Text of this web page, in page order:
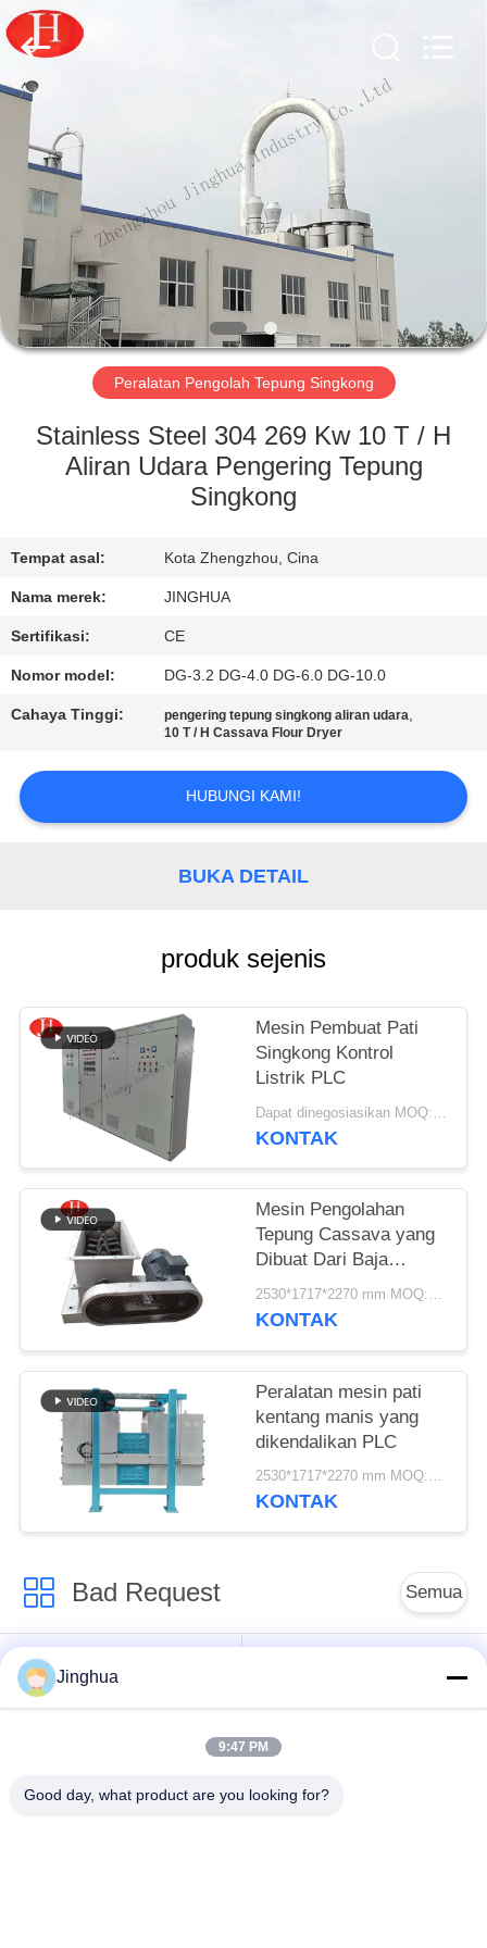
RUMAH
PRODUK
VIDEO
PERTUNJUKAN
VR
TENTANG
KAMI
PABRIK
KONTROL
KUALITAS
KAMI
PENAWARAN
SITEMAP
KEBIJAKAN
PRIVASI
Zhengzhou
Jinghua
Industry
Co.,Ltd..
Rights
Reserved.
Peralatan Pengolah Tepung Singkong
Stainless Steel 304 269 Kw 10 T / H
Aliran Udara Pengering Tepung
Singkong
Tempat asal: Kota Zhengzhou, Cina
Nama merek: JINGHUA
Sertifikasi: CE
Nomor model: DG-3.2 DG-4.0 DG-6.0 DG-10.0
Cahaya Tinggi: pengering tepung singkong aliran udara,
10 T / H Cassava Flour Dryer
HUBUNGI KAMI!
BUKA DETAIL
produk sejenis
Mesin Pembuat Pati
Singkong Kontrol
Listrik PLC
Dapat dinegosiasikan MOQ:1 set
KONTAK
Mesin Pengolahan
Tepung Cassava yang
Dibuat Dari Baja
Berkualitas Tinggi
2530*1717*2270 mm MOQ:1 set
KONTAK
Peralatan mesin pati
kentang manis yang
dikendalikan PLC
2530*1717*2270 mm MOQ:1 set
KONTAK
Bad Request Semua
Peralatan Pengolah
Tepung Singkong
Jinghua
9:47 PM
Good day, what product are you looking for?